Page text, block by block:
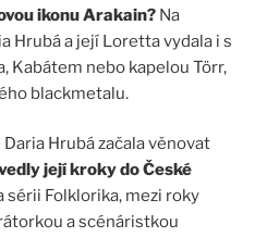
ikonu Arakain? Na
Hrubá a její Loretta vydala i s
Kabátem nebo kapelou Törr,
blackmetalu.
Hrubá začala věnovat
její kroky do České
sérii Folklorika, mezi roky
a scénáristkou